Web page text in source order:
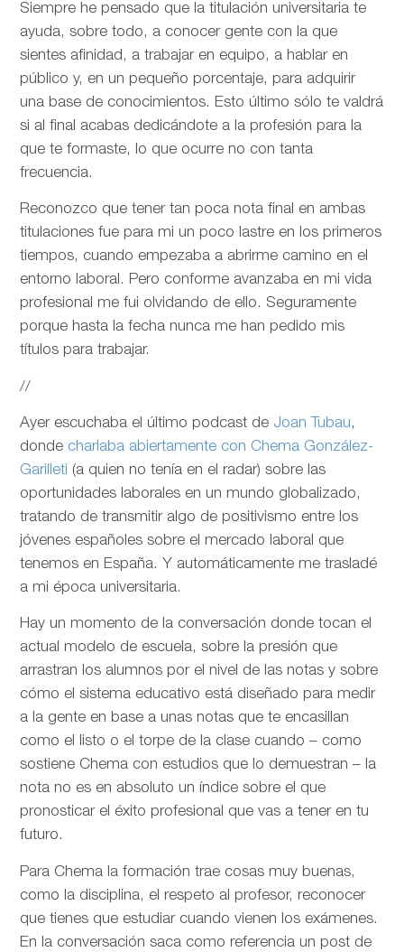
Siempre he pensado que la titulación universitaria te
ayuda, sobre todo, a conocer gente con la que
sientes afinidad, a trabajar en equipo, a hablar en
público y, en un pequeño porcentaje, para adquirir
una base de conocimientos. Esto último sólo te valdrá
si al final acabas dedicándote a la profesión para la
que te formaste, lo que ocurre no con tanta
frecuencia.
Reconozco que tener tan poca nota final en ambas
titulaciones fue para mi un poco lastre en los primeros
tiempos, cuando empezaba a abrirme camino en el
entorno laboral. Pero conforme avanzaba en mi vida
profesional me fui olvidando de ello. Seguramente
porque hasta la fecha nunca me han pedido mis
títulos para trabajar.
//
Ayer escuchaba el último podcast de Joan Tubau,
donde charlaba abiertamente con Chema González-
Garilleti (a quien no tenía en el radar) sobre las
oportunidades laborales en un mundo globalizado,
tratando de transmitir algo de positivismo entre los
jóvenes españoles sobre el mercado laboral que
tenemos en España. Y automáticamente me trasladé
a mi época universitaria.
Hay un momento de la conversación donde tocan el
actual modelo de escuela, sobre la presión que
arrastran los alumnos por el nivel de las notas y sobre
cómo el sistema educativo está diseñado para medir
a la gente en base a unas notas que te encasillan
como el listo o el torpe de la clase cuando – como
sostiene Chema con estudios que lo demuestran – la
nota no es en absoluto un índice sobre el que
pronosticar el éxito profesional que vas a tener en tu
futuro.
Para Chema la formación trae cosas muy buenas,
como la disciplina, el respeto al profesor, reconocer
que tienes que estudiar cuando vienen los exámenes.
En la conversación saca como referencia un post de